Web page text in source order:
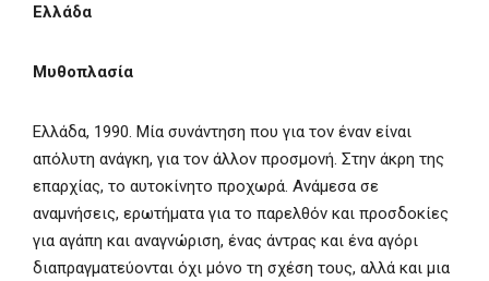
Ελλάδα
Μυθοπλασία
Ελλάδα, 1990. Μία συνάντηση που για τον έναν είναι
απόλυτη ανάγκη, για τον άλλον προσμονή. Στην άκρη της
επαρχίας, το αυτοκίνητο προχωρά. Ανάμεσα σε
αναμνήσεις, ερωτήματα για το παρελθόν και προσδοκίες
για αγάπη και αναγνώριση, ένας άντρας και ένα αγόρι
διαπραγματεύονται όχι μόνο τη σχέση τους, αλλά και μια